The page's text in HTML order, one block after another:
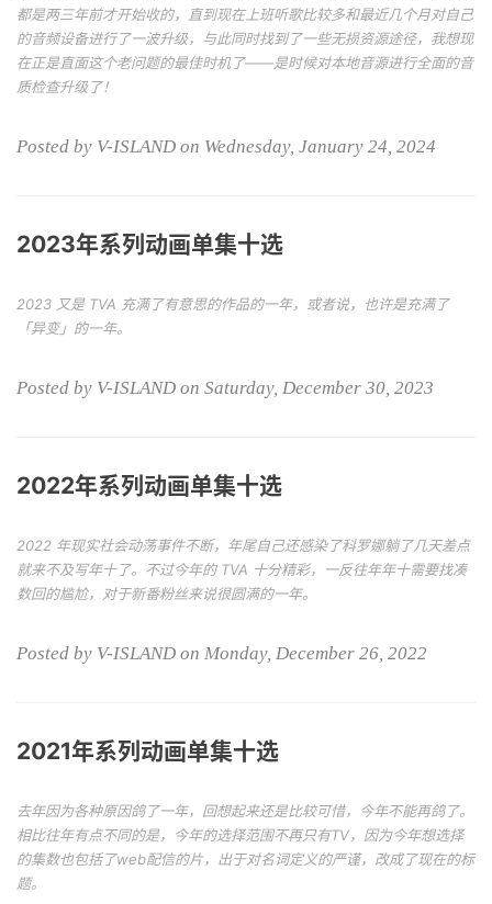
都是两三年前才开始收的，直到现在上班听歌比较多和最近几个月对自己
的音频设备进行了一波升级，与此同时找到了一些无损资源途径，我想现
在正是直面这个老问题的最佳时机了——是时候对本地音源进行全面的音
质检查升级了！
Posted by V-ISLAND on Wednesday, January 24, 2024
2023年系列动画单集十选
2023 又是 TVA 充满了有意思的作品的一年，或者说，也许是充满了
「异变」的一年。
Posted by V-ISLAND on Saturday, December 30, 2023
2022年系列动画单集十选
2022 年现实社会动荡事件不断，年尾自己还感染了科罗娜躺了几天差点
就来不及写年十了。不过今年的 TVA 十分精彩，一反往年年十需要找凑
数回的尴尬，对于新番粉丝来说很圆满的一年。
Posted by V-ISLAND on Monday, December 26, 2022
2021年系列动画单集十选
去年因为各种原因鸽了一年，回想起来还是比较可惜，今年不能再鸽了。
相比往年有点不同的是，今年的选择范围不再只有TV，因为今年想选择
的集数也包括了web配信的片，出于对名词定义的严谨，改成了现在的标
题。